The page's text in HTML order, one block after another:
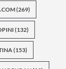
(269)
(132)
(153)